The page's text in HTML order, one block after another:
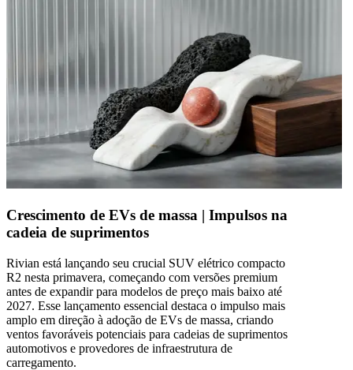
Crescimento de EVs de massa | Impulsos na
cadeia de suprimentos
Rivian está lançando seu crucial SUV elétrico compacto
R2 nesta primavera, começando com versões premium
antes de expandir para modelos de preço mais baixo até
2027. Esse lançamento essencial destaca o impulso mais
amplo em direção à adoção de EVs de massa, criando
ventos favoráveis potenciais para cadeias de suprimentos
automotivos e provedores de infraestrutura de
carregamento.